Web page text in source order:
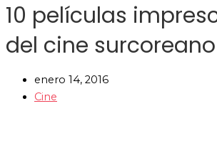
10 películas
del cine surcoreano
enero 14, 2016
Cine